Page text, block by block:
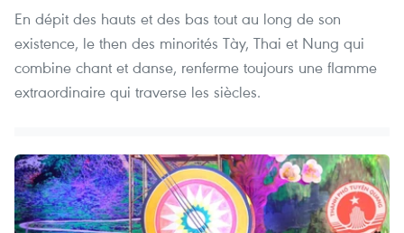
En dépit des hauts et des bas tout au long de son
existence, le then des minorités Tày, Thai et Nung qui
combine chant et danse, renferme toujours une flamme
extraordinaire qui traverse les siècles.